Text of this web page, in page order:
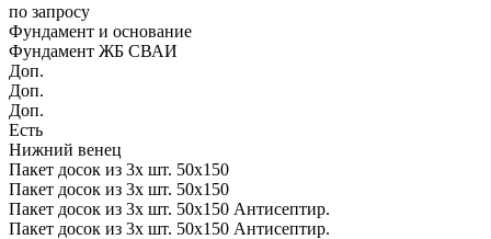
по запросу
Фундамент и основание
Фундамент ЖБ СВАИ
Доп.
Доп.
Доп.
Есть
Нижний венец
Пакет досок из 3х шт. 50х150
Пакет досок из 3х шт. 50х150
Пакет досок из 3х шт. 50х150 Антисептир.
Пакет досок из 3х шт. 50х150 Антисептир.